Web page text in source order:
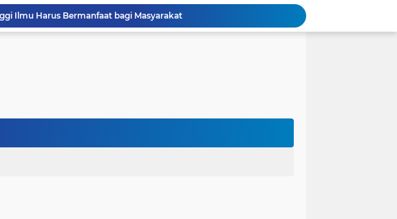
Ilmu Harus Bermanfaat bagi Masyarakat
Perjuangan Pendidikan: Dari Keluarga Tidak Mampu Menuju Impian S1, S2, dan S3
untuk Istri dan Anak dalam Kandungan: Harapan Seorang Ayah